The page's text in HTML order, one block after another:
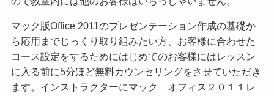
マック版Office 2011のプレゼンテーション作成の基礎か
ら応用までじっくり取り組みたい方、お客様に合わせた
コース設定をするためにはじめてのお客様にはレッスン
に入る前に5分ほど無料カウンセリングをさせていただき
ます。インストラクターにマック オフィス２０１１レ